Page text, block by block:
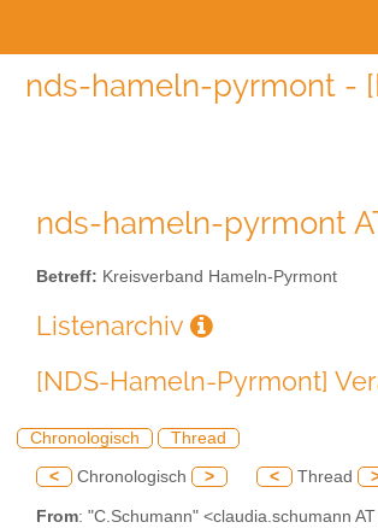
nds-hameln-pyrmont -
nds-hameln-pyrmont
Betreff: Kreisverband Hameln-Pyrmont
Listenarchiv
[NDS-Hameln-Pyrmont]
Chronologisch Thread
< Chronologisch > < Thread
From: "C.Schumann" <claudia.schumann